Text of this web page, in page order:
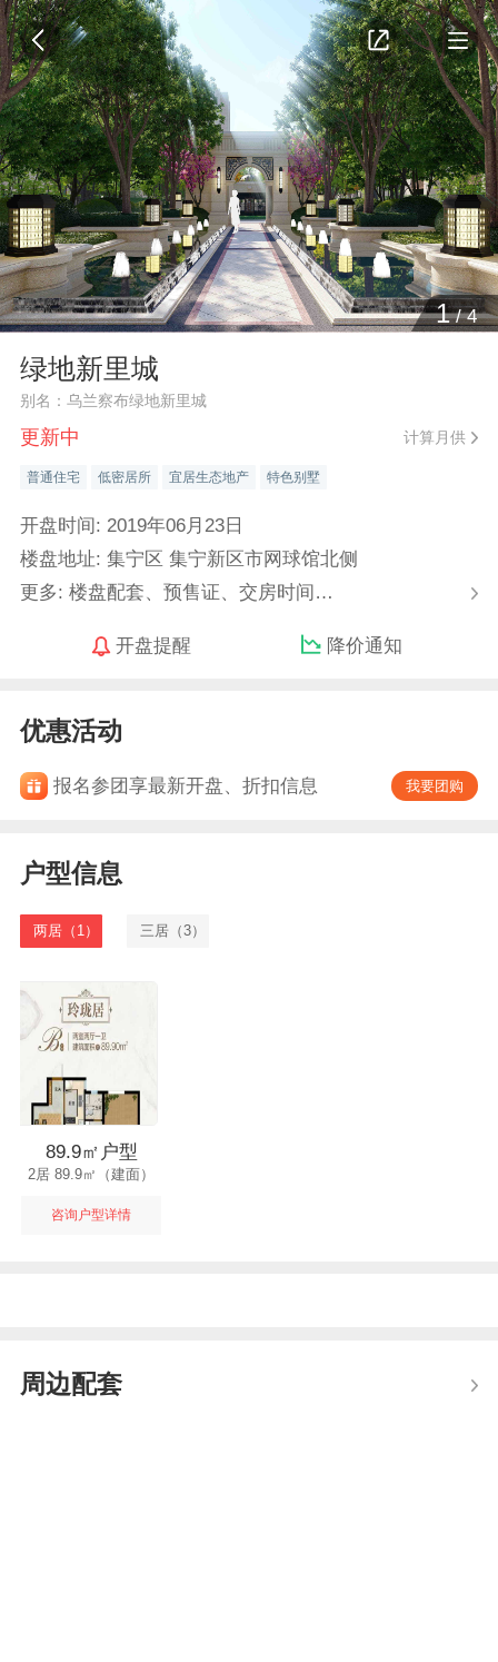
1/4
绿地新里城
别名：乌兰察布绿地新里城
更新中 计算月供
普通住宅 低密居所 宜居生态地产 特色别墅
开盘时间: 2019年06月23日
楼盘地址: 集宁区 集宁新区市网球馆北侧
更多: 楼盘配套、预售证、交房时间…
开盘提醒 降价通知
优惠活动
报名参团享最新开盘、折扣信息 我要团购
户型信息
两居（1） 三居（3）
89.9㎡户型
2居 89.9㎡（建面）
咨询户型详情
周边配套